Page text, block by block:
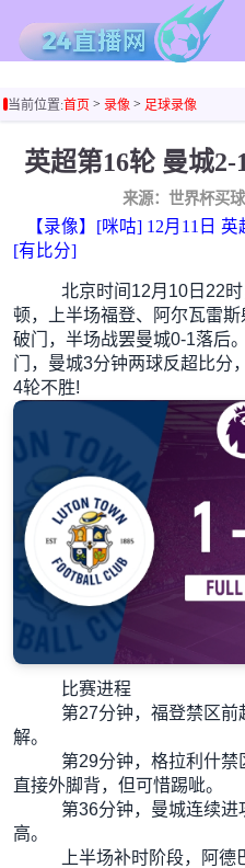
足球直播
篮球直播
足球录像
足球集锦
足球新闻
篮球新闻
当前位置:首页> 录像 > 足球录像
英超第16轮 曼城
来源：世界杯买
【录像】[咪咕] 12月11日
[有比分]
北京时间12月10日22时
顿，上半场福登、阿尔瓦雷
破门，半场战罢曼城0-1落后
门，曼城3分钟两球反超比分
4轮不胜!
比赛进程
第27分钟，福登禁区前
解。
第29分钟，格拉利什禁
直接外脚背，但可惜踢呲。
第36分钟，曼城连续进
高。
上半场补时阶段，阿德